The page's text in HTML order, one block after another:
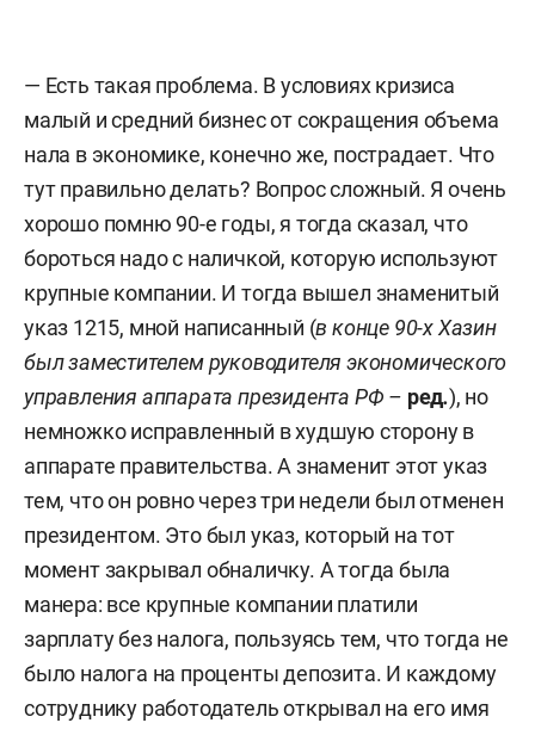
— Есть такая проблема. В условиях кризиса
малый и средний бизнес от сокращения объема
нала в экономике, конечно же, пострадает. Что
тут правильно делать? Вопрос сложный. Я очень
хорошо помню 90-е годы, я тогда сказал, что
бороться надо с наличкой, которую используют
крупные компании. И тогда вышел знаменитый
указ 1215, мной написанный (в конце 90-х Хазин
был заместителем руководителя экономического
управления аппарата президента РФ – ред.), но
немножко исправленный в худшую сторону в
аппарате правительства. А знаменит этот указ
тем, что он ровно через три недели был отменен
президентом. Это был указ, который на тот
момент закрывал обналичку. А тогда была
манера: все крупные компании платили
зарплату без налога, пользуясь тем, что тогда не
было налога на проценты депозита. И каждому
сотруднику работодатель открывал на его имя